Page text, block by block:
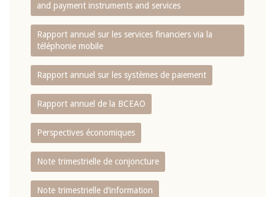
and payment instruments and services
Rapport annuel sur les services financiers via la
téléphonie mobile
Rapport annuel sur les systèmes de paiement
Rapport annuel de la BCEAO
Perspectives économiques
Note trimestrielle de conjoncture
Note trimestrielle d‘information